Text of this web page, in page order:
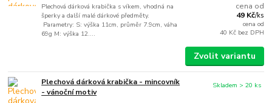
Plechová dárková krabička s víkem, vhodná na
šperky a další malé dárkové předměty.
Parametry: S: výška 11cm, průměr 7.9cm, váha
69g M: výška 12....
cena od
49 Kč/ks
cena od
40 Kč bez DPH
Zvolit variantu
Plechová dárková krabička - mincovník
- vánoční motiv
Skladem > 20 ks